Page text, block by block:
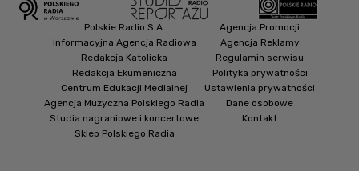
Polskie Radio S.A.
Informacyjna Agencja Radiowa
Redakcja Katolicka
Redakcja Ekumeniczna
Centrum Edukacji Medialnej
Agencja Muzyczna Polskiego Radia
Studia nagraniowe i koncertowe
Sklep Polskiego Radia
Agencja Promocji
Agencja Reklamy
Regulamin serwisu
Polityka prywatności
Ustawienia prywatności
Dane osobowe
Kontakt